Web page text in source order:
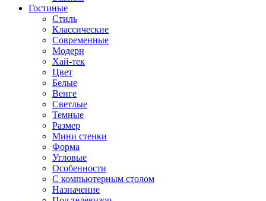
Гостиные
Стиль
Классические
Современные
Модерн
Хай-тек
Цвет
Белые
Венге
Светлые
Темные
Размер
Мини стенки
Форма
Угловые
Особенности
С компьютерным столом
Назначение